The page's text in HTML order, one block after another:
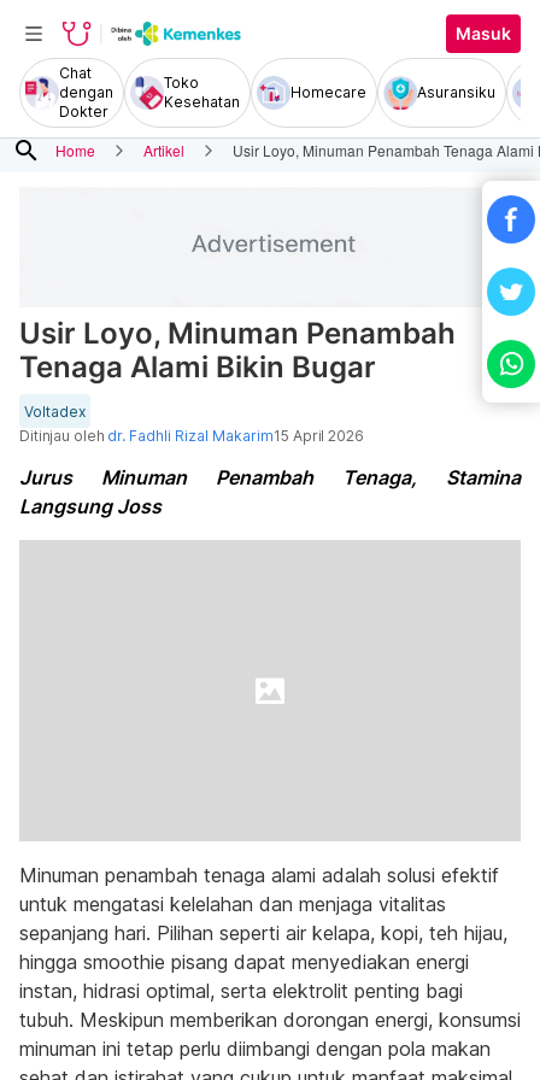
Masuk
Chat
dengan
Dokter
Toko
Kesehatan
Homecare Asuransiku
search Home Artikel Usir Loyo, Minuman Penambah Tenaga Alami
Usir Loyo, Minuman Penambah
Tenaga Alami Bikin Bugar
Voltadex
Ditinjau oleh dr. Fadhli Rizal Makarim15 April 2026
Jurus Minuman Penambah Tenaga, Stamina
Langsung Joss
Minuman penambah tenaga alami adalah solusi efektif
untuk mengatasi kelelahan dan menjaga vitalitas
sepanjang hari. Pilihan seperti air kelapa, kopi, teh hijau,
hingga smoothie pisang dapat menyediakan energi
instan, hidrasi optimal, serta elektrolit penting bagi
tubuh. Meskipun memberikan dorongan energi, konsumsi
minuman ini tetap perlu diimbangi dengan pola makan